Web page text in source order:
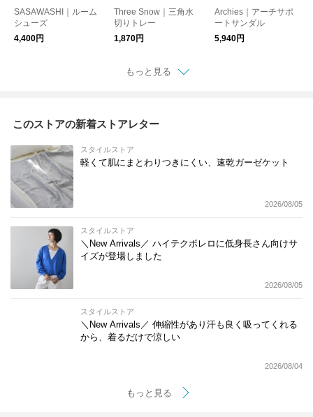
SASAWASHI｜ルーム
シューズ
4,400円
Three Snow｜三角水
切りトレー
1,870円
Archies｜アーチサポ
ートサンダル
5,940円
もっと見る
このストアの新着ストアレター
スタイルストア
軽くて肌にまとわりつきにくい、速乾ガーゼケット
2026/08/05
スタイルストア
＼New Arrivals／ ハイテクボレロに低身長さん向けサ
イズが登場しました
2026/08/05
スタイルストア
＼New Arrivals／ 伸縮性があり汗も良く吸ってくれる
から、着るだけで涼しい
2026/08/04
もっと見る